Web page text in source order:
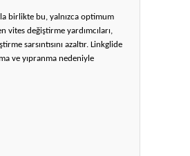
birlikte bu, yalnızca optimum
vites değiştirme yardımcıları,
sarsıntısını azaltır. Linkglide
ve yıpranma nedeniyle